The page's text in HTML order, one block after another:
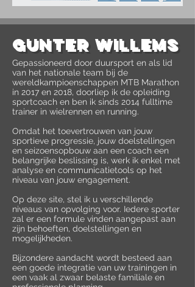
Gunter Willems
Gepassioneerd door duursport en als lid
van het nationale team bij de
wereldkampioenschappen MTB Marathon
in 2017 en 2018, doorliep ik de opleiding
sportcoach en ben ik sinds 2014 fulltime
trainer in wielrennen en running.
Omdat het toevertrouwen van jouw
sportieve progressie, jouw doelstellingen
en seizoensopbouw aan een coach een
belangrijke beslissing is, werk ik enkel met
analyse en communicatietools op het
niveau van jouw engagement.
Op deze site, stel ik u verschillende
niveaus van opvolging voor. Iedere sporter
zal er een formule vinden aangepast aan
zijn behoeften, doelstellingen en
mogelijkheden.
Bijzondere aandacht wordt besteed aan
een goede integratie van uw trainingen in
een vaak al zwaar belaste familiale en